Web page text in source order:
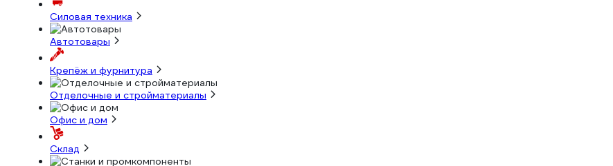
Силовая техника
Автотовары
Крепёж и фурнитура
Отделочные и стройматериалы
Офис и дом
Склад